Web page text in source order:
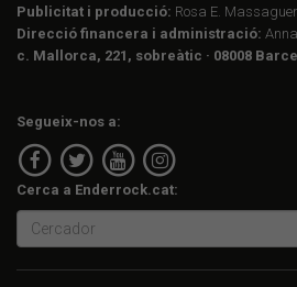
Publicitat i producció: Rosa E. Massaguer
Direcció financera i administració:
c. Mallorca, 221, sobreàtic · 08008
Segueix-nos a:
Cerca a Enderrock.cat: